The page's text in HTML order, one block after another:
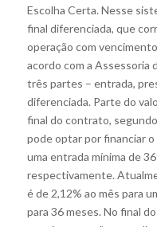
Escolha Certa. Nesse
final diferenciada, que
operação com
acordo com a Assessoria
três partes – entrada,
diferenciada. Parte do
final do contrato,
pode optar por financiar o
uma entrada mínima de
respectivamente.
é de 2,12% ao mês para
para 36 meses. No final